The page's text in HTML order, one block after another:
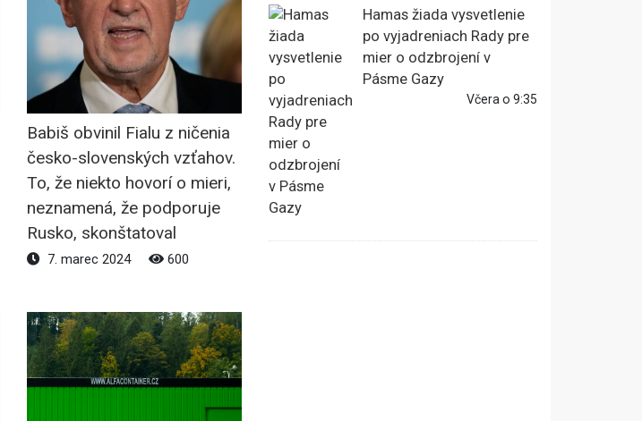
Babiš obvinil Fialu z ničenia
česko-slovenských vzťahov.
To, že niekto hovorí o mieri,
neznamená, že podporuje
Rusko, skonštatoval
7. marec 2024 600
Hamas žiada vysvetlenie
po vyjadreniach Rady pre
mier o odzbrojení v
Pásme Gazy
Včera o 9:35